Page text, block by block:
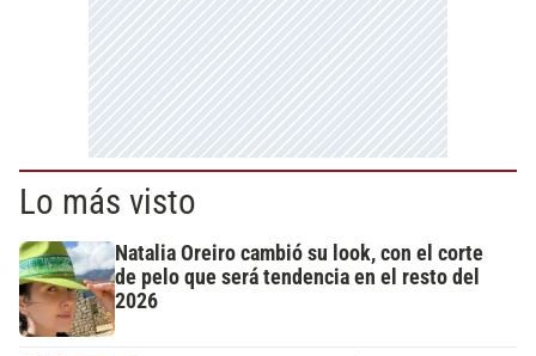
Lo más visto
Natalia Oreiro cambió su look, con el corte
de pelo que será tendencia en el resto del
2026